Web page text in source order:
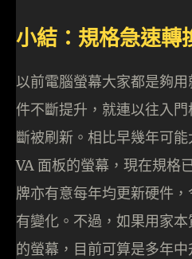
小結：規格急速轉
以前電腦螢幕大家都是夠
件不斷提升，就連以往入
斷被刷新。相比早幾年可
VA 面板的螢幕，現在規格
牌亦有意每年均更新硬件
有變化。不過，如果用家本
的螢幕，目前可算是多年